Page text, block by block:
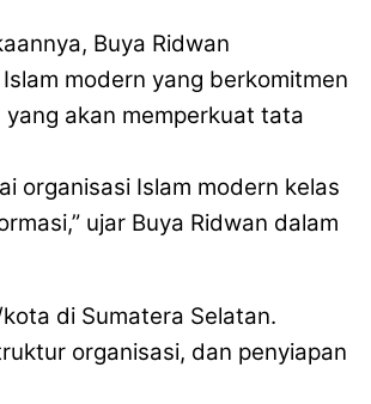
Buya Ridwan
modern yang berkomitmen
akan memperkuat tata
organisasi Islam modern kelas
ujar Buya Ridwan dalam
di Sumatera Selatan.
organisasi, dan penyiapan